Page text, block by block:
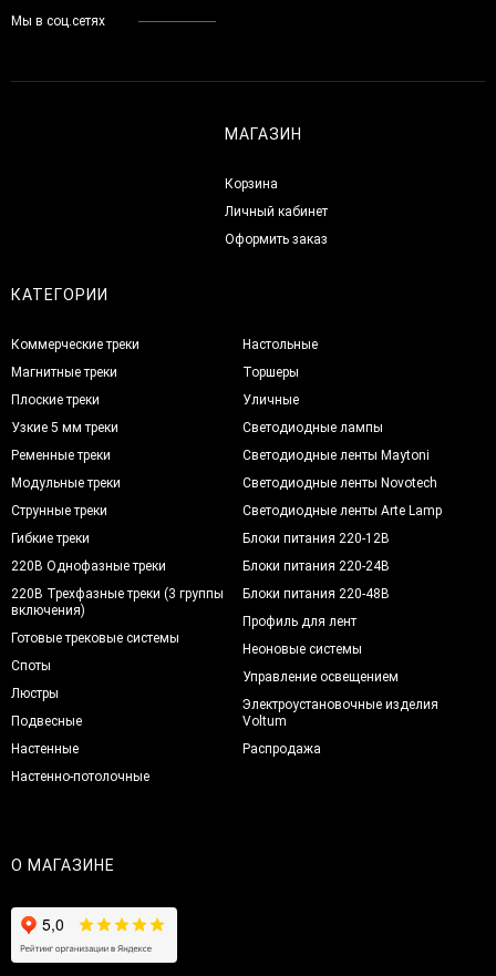
Мы в соц.сетях
МАГАЗИН
Корзина
Личный кабинет
Оформить заказ
КАТЕГОРИИ
Коммерческие треки
Магнитные треки
Плоские треки
Узкие 5 мм треки
Ременные треки
Модульные треки
Струнные треки
Гибкие треки
220В Однофазные треки
220В Трехфазные треки (3 группы
включения)
Готовые трековые системы
Споты
Люстры
Подвесные
Настенные
Настенно-потолочные
Настольные
Торшеры
Уличные
Светодиодные лампы
Светодиодные ленты Maytoni
Светодиодные ленты Novotech
Светодиодные ленты Arte Lamp
Блоки питания 220-12В
Блоки питания 220-24В
Блоки питания 220-48В
Профиль для лент
Неоновые системы
Управление освещением
Электроустановочные изделия
Voltum
Распродажа
О МАГАЗИНЕ